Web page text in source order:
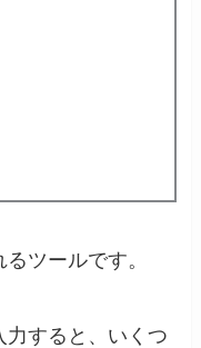
ツールです。
力すると、いくつ